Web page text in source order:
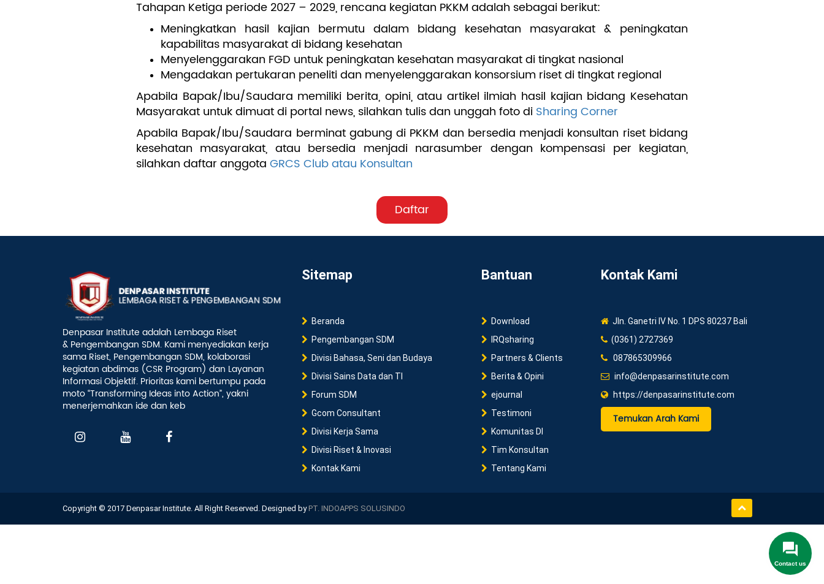
Tahapan Ketiga periode 2027 – 2029, rencana kegiatan PKKM adalah sebagai berikut:
Meningkatkan hasil kajian bermutu dalam bidang kesehatan masyarakat & peningkatan
kapabilitas masyarakat di bidang kesehatan
Menyelenggarakan FGD untuk peningkatan kesehatan masyarakat di tingkat nasional
Mengadakan pertukaran peneliti dan menyelenggarakan konsorsium riset di tingkat regional
Apabila Bapak/Ibu/Saudara memiliki berita, opini, atau artikel ilmiah hasil kajian bidang Kesehatan
Masyarakat untuk dimuat di portal news, silahkan tulis dan unggah foto di Sharing Corner
Apabila Bapak/Ibu/Saudara berminat gabung di PKKM dan bersedia menjadi konsultan riset bidang
kesehatan masyarakat, atau bersedia menjadi narasumber dengan kompensasi per kegiatan,
silahkan daftar anggota GRCS Club atau Konsultan
Daftar
Denpasar Institute adalah Lembaga Riset
& Pengembangan SDM. Kami menyediakan kerja
sama Riset, Pengembangan SDM, kolaborasi
kegiatan abdimas (CSR Program) dan Layanan
Informasi Objektif. Prioritas kami bertumpu pada
moto “Transforming Ideas into Action”, yakni
menerjemahkan ide dan keb
Sitemap
Beranda
Pengembangan SDM
Divisi Bahasa, Seni dan Budaya
Divisi Sains Data dan TI
Forum SDM
Gcom Consultant
Divisi Kerja Sama
Divisi Riset & Inovasi
Kontak Kami
Bantuan
Download
IRQsharing
Partners & Clients
Berita & Opini
ejournal
Testimoni
Komunitas DI
Tim Konsultan
Tentang Kami
Kontak Kami
Jln. Ganetri IV No. 1 DPS 80237 Bali
(0361) 2727369
087865309966
info@denpasarinstitute.com
https://denpasarinstitute.com
Temukan Arah Kami
Copyright © 2017 Denpasar Institute. All Right Reserved. Designed byPT. INDOAPPS SOLUSINDO